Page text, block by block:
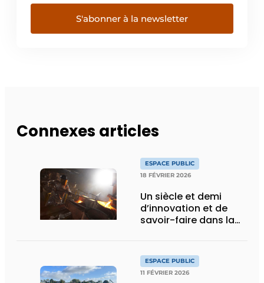
S'abonner à la newsletter
Connexes articles
ESPACE PUBLIC
18 FÉVRIER 2026
Un siècle et demi
d’innovation et de
savoir-faire dans la
ESPACE PUBLIC
11 FÉVRIER 2026